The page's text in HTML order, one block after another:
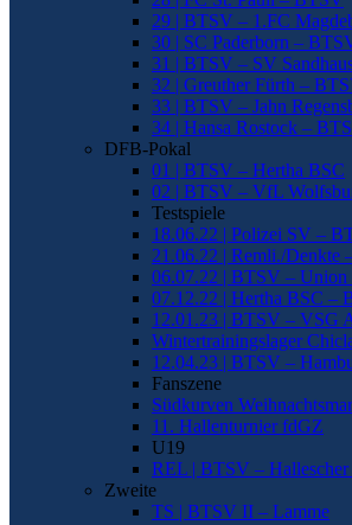
29 | BTSV – 1.FC
30 | SC Paderborn –
31 | BTSV – SV
32 | Greuther Fürth –
33 | BTSV – Jahn
34 | Hansa Rostock –
DFB-Pokal
01 | BTSV – Hertha BSC
02 | BTSV – VfL
Testspiele
18.06.22 | Polizei SV –
21.06.22 | Remli./Denkte
06.07.22 | BTSV – Union
07.12.22 | Hertha BSC –
12.01.23 | BTSV – VSG
Wintertrainingslager
12.04.23 | BTSV –
Fanszene
Südkurven
11. Hallenturnier fdGZ
U19
REL | BTSV – Hallescher
Zweite
TS | BTSV II – Lamme